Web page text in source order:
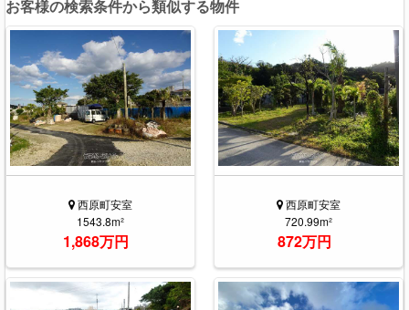
お客様の検索条件から類似する物件
西原町安室
1543.8m²
1,868万円
西原町安室
720.99m²
872万円